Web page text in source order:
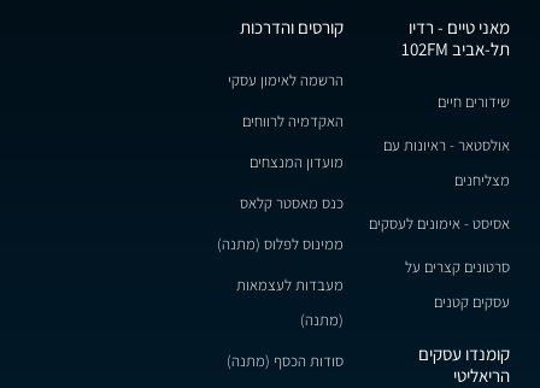
מאני טיים - רדיו
תל-אביב 102FM
שידורים חיים
אולסטאר - ראיונות עם
מצליחנים
אסיסט - אימונים לעסקים
סרטונים קצרים על
עסקים קטנים
קומנדו עסקים
הריאליטי
קורסים והדרכות
הרשמה לאימון עסקי
האקדמיה לרווחים
מועדון המנצחים
כנס מאסטר קלאס
ממינוס לפלוס (מתנה)
מעבדות לעצמאות
(מתנה)
סודות הכסף (מתנה)